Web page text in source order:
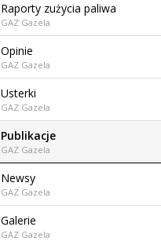
Raporty zużycia paliwa
GAZ Gazela
Opinie
GAZ Gazela
Usterki
GAZ Gazela
Publikacje
GAZ Gazela
Newsy
GAZ Gazela
Galerie
GAZ Gazela